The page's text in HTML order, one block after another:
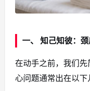
一、 知己知彼：颈
在动手之前，我们
心问题通常出在以下